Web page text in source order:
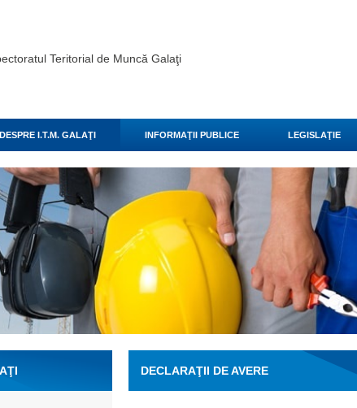
Teritorial de Muncă Galaţi
DESPRE I.T.M. GALAŢI INFORMAŢII PUBLICE LEGISLAŢIE
DECLARAŢII DE AVERE